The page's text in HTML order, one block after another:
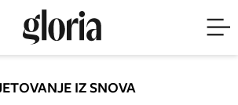
IZ SNOVA